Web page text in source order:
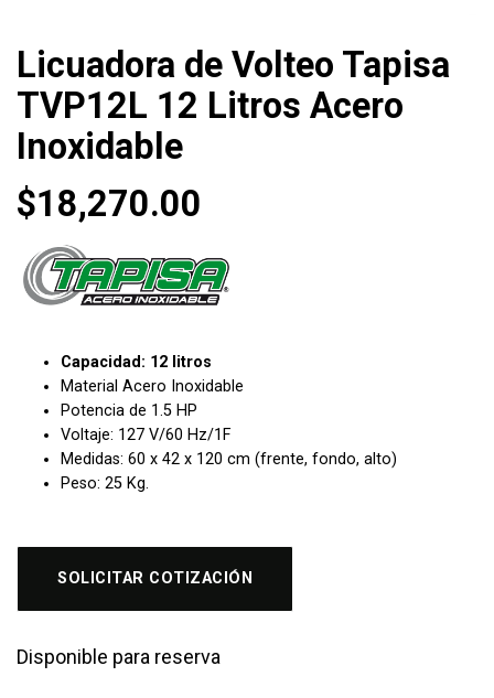
Licuadora de Volteo Tapisa
TVP12L 12 Litros Acero
Inoxidable
$18,270.00
Capacidad: 12 litros
Material Acero Inoxidable
Potencia de 1.5 HP
Voltaje: 127 V/60 Hz/1F
Medidas: 60 x 42 x 120 cm (frente, fondo, alto)
Peso: 25 Kg.
SOLICITAR COTIZACIÓN
Disponible para reserva